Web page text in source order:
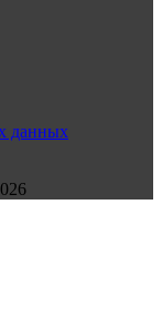
данных